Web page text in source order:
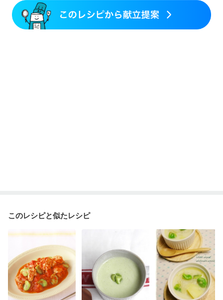
このレシピと似たレシピ